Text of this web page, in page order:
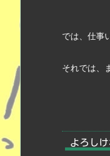
では、仕事
それでは、
よろし